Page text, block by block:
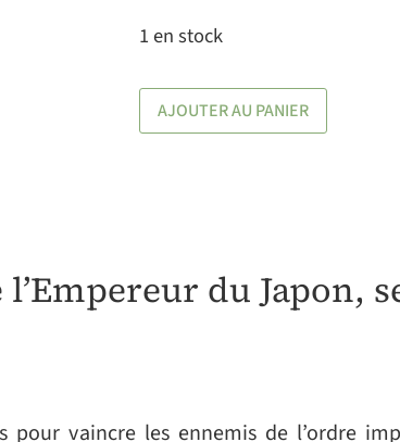
1 en stock
AJOUTER AU PANIER
du Japon,
vaincre les ennemis de l’ordre